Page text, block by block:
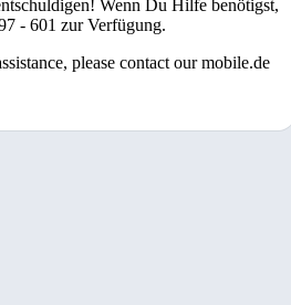
Wenn Du Hilfe benötigst,
- 601 zur Verfügung.
please contact our mobile.de